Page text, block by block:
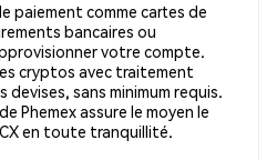
paiement comme cartes de
bancaires ou
votre compte.
cryptos avec traitement
sans minimum requis.
Phemex assure le moyen le
en toute tranquillité.